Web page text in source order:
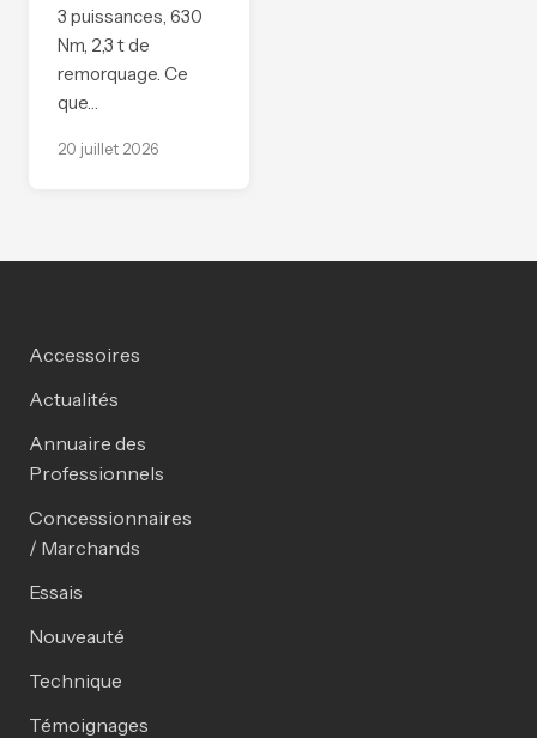
3 puissances, 630
Nm, 2,3 t de
remorquage. Ce
que…
20 juillet 2026
Accessoires
Actualités
Annuaire des
Professionnels
Concessionnaires
/ Marchands
Essais
Nouveauté
Technique
Témoignages